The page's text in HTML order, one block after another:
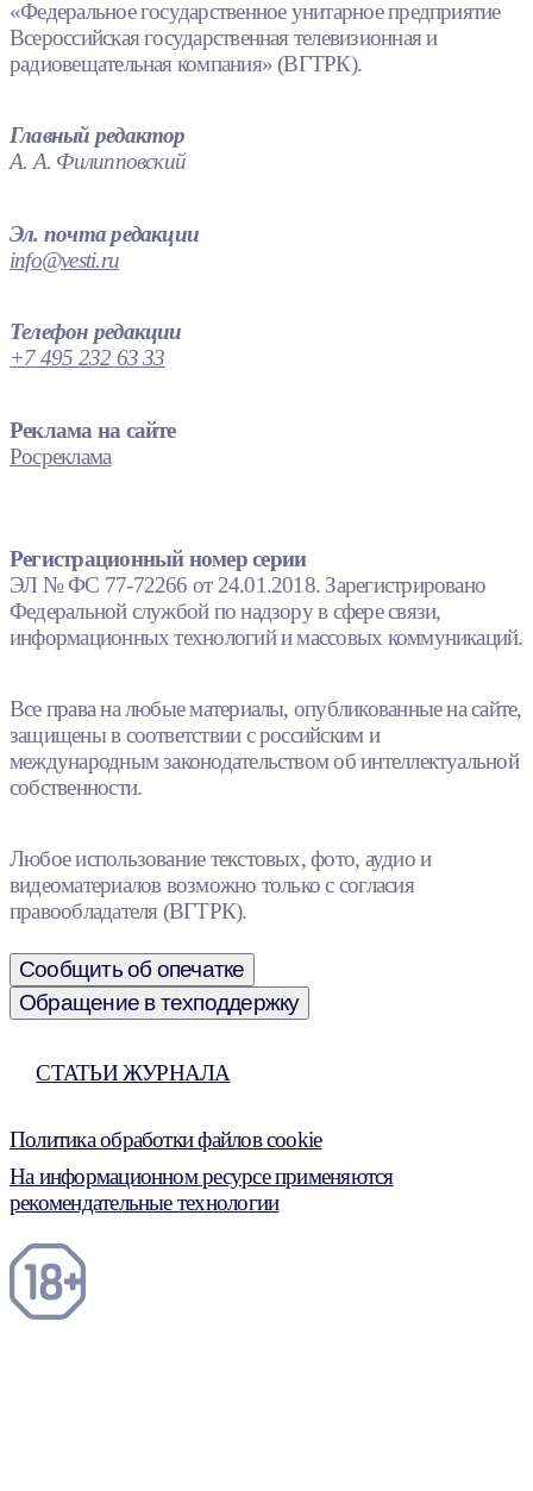
«Федеральное государственное унитарное предприятие
Всероссийская государственная телевизионная и
радиовещательная компания» (ВГТРК).
Главный редактор
А. А. Филипповский
Эл. почта редакции
info@vesti.ru
Телефон редакции
+7 495 232 63 33
Реклама на сайте
Росреклама
Регистрационный номер серии
ЭЛ № ФС 77-72266 от 24.01.2018. Зарегистрировано
Федеральной службой по надзору в сфере связи,
информационных технологий и массовых коммуникаций.
Все права на любые материалы, опубликованные на сайте,
защищены в соответствии с российским и
международным законодательством об интеллектуальной
собственности.
Любое использование текстовых, фото, аудио и
видеоматериалов возможно только с согласия
правообладателя (ВГТРК).
Сообщить об опечатке
Обращение в техподдержку
СТАТЬИ ЖУРНАЛА
Политика обработки файлов cookie
На информационном ресурсе применяются
рекомендательные технологии